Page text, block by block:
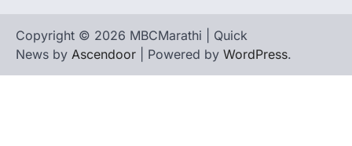
Copyright © 2026 MBCMarathi | Quick
News by Ascendoor | Powered by WordPress.